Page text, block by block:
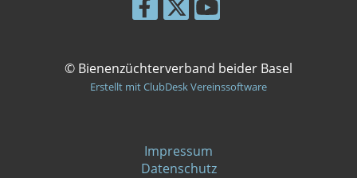
© Bienenzüchterverband beider Basel
Erstellt mit ClubDesk Vereinssoftware
Impressum
Datenschutz